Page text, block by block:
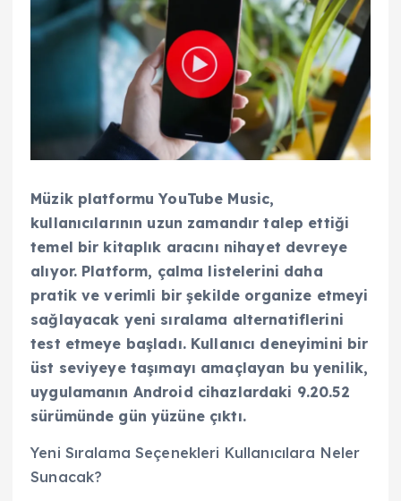
Müzik platformu YouTube Music,
kullanıcılarının uzun zamandır talep ettiği
temel bir kitaplık aracını nihayet devreye
alıyor. Platform, çalma listelerini daha
pratik ve verimli bir şekilde organize etmeyi
sağlayacak yeni sıralama alternatiflerini
test etmeye başladı. Kullanıcı deneyimini bir
üst seviyeye taşımayı amaçlayan bu yenilik,
uygulamanın Android cihazlardaki 9.20.52
sürümünde gün yüzüne çıktı.
Yeni Sıralama Seçenekleri Kullanıcılara Neler
Sunacak?